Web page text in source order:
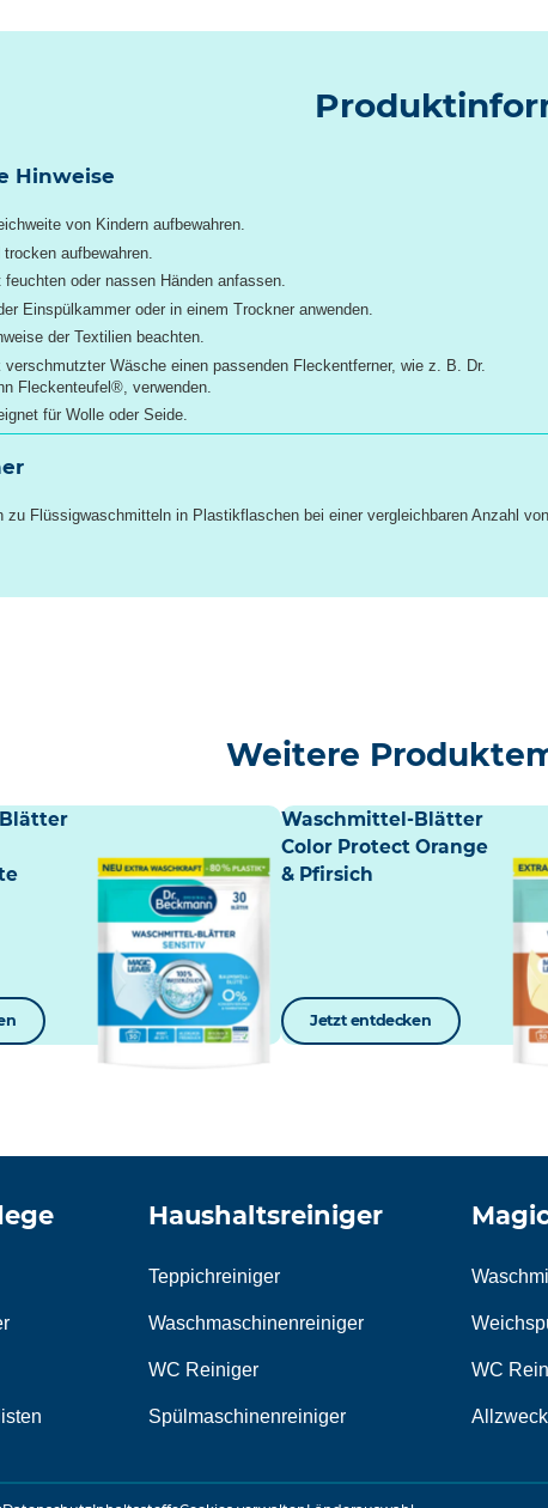
Hinweise
von Kindern aufbewahren.
trocken aufbewahren.
feuchten oder nassen Händen anfassen.
Einspülkammer oder in einem Trockner anwenden.
der Textilien beachten.
verschmutzter Wäsche einen passenden Fleckentferner, wie z. B. Dr.
Fleckenteufel®, verwenden.
für Wolle oder Seide.
zu Flüssigwaschmitteln in Plastikflaschen bei einer vergleichbaren Anzahl
Weitere
Waschmittel-Blätter
Color Protect Orange
& Pfirsich
Jetzt entdecken
Haushaltsreiniger
Teppichreiniger
Waschmaschinenreiniger
WC Reiniger
Spülmaschinenreiniger
WC